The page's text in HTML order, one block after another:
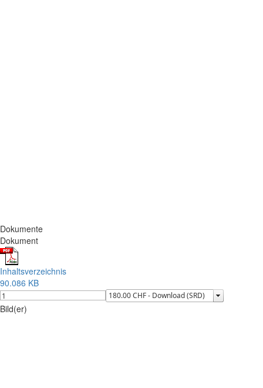
Dokumente
Dokument
Inhaltsverzeichnis
90.086 KB
Bild(er)